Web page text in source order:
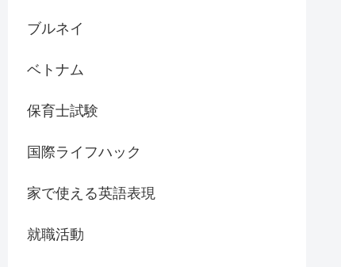
ブルネイ
ベトナム
保育士試験
国際ライフハック
家で使える英語表現
就職活動